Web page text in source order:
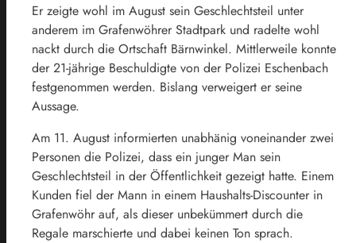
Er zeigte wohl im August sein Geschlechtsteil unter
anderem im Grafenwöhrer Stadtpark und radelte wohl
nackt durch die Ortschaft Bärnwinkel. Mittlerweile konnte
der 21-jährige Beschuldigte von der Polizei Eschenbach
festgenommen werden. Bislang verweigert er seine
Aussage.
Am 11. August informierten unabhänig voneinander zwei
Personen die Polizei, dass ein junger Man sein
Geschlechtsteil in der Öffentlichkeit gezeigt hatte. Einem
Kunden fiel der Mann in einem Haushalts-Discounter in
Grafenwöhr auf, als dieser unbekümmert durch die
Regale marschierte und dabei keinen Ton sprach.